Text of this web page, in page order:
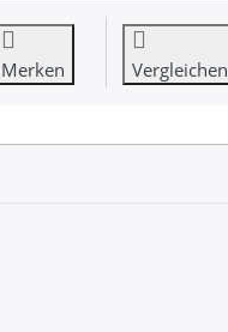
Merken Vergleichen